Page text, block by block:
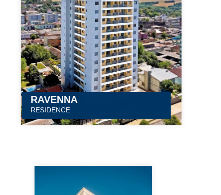
RAVENNA
RESIDENCE